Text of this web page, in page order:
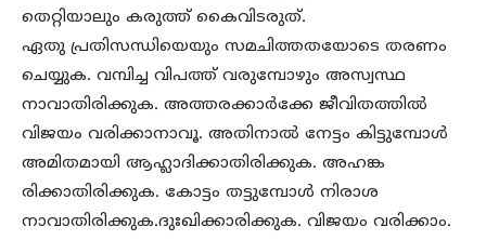
തെറ്റിയാലും കരുത്ത് കൈവിടരുത്.
ഏതു പ്രതിസന്ധിയെയും സമചിത്തതയോടെ തരണം
ചെയ്യുക. വമ്പിച്ച വിപത്ത് വരുമ്പോഴും അസ്വസ്ഥ
നാവാതിരിക്കുക. അത്തരക്കാർക്കേ ജീവിതത്തിൽ
വിജയം വരിക്കാനാവൂ. അതിനാൽ നേട്ടം കിട്ടുമ്പോൾ
അമിതമായി ആഹ്ലാദിക്കാതിരിക്കുക. അഹങ്ക
രിക്കാതിരിക്കുക. കോട്ടം തട്ടുമ്പോൾ നിരാശ
നാവാതിരിക്കുക.ദുഃഖിക്കാരിക്കുക. വിജയം വരിക്കാം.